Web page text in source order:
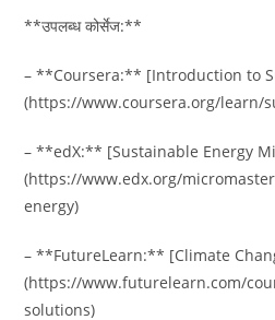
**उपलब्ध कोर्सेज:**
– **Coursera:** [Introduction to
(https://www.coursera.org/learn/
– **edX:** [Sustainable Energy
(https://www.edx.org/
energy)
– **FutureLearn:** [Climate
(https://www.futurelearn.com/
solutions)